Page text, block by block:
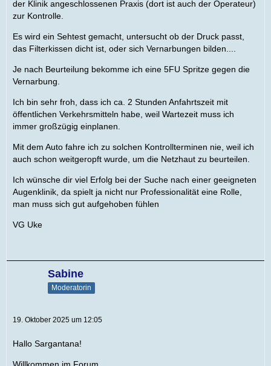
der Klinik angeschlossenen Praxis (dort ist auch der Operateur)
zur Kontrolle.
Es wird ein Sehtest gemacht, untersucht ob der Druck passt,
das Filterkissen dicht ist, oder sich Vernarbungen bilden....
Je nach Beurteilung bekomme ich eine 5FU Spritze gegen die
Vernarbung.
Ich bin sehr froh, dass ich ca. 2 Stunden Anfahrtszeit mit
öffentlichen Verkehrsmitteln habe, weil Wartezeit muss ich
immer großzügig einplanen.
Mit dem Auto fahre ich zu solchen Kontrollterminen nie, weil ich
auch schon weitgeropft wurde, um die Netzhaut zu beurteilen.
Ich wünsche dir viel Erfolg bei der Suche nach einer geeigneten
Augenklinik, da spielt ja nicht nur Professionalität eine Rolle,
man muss sich gut aufgehoben fühlen
VG Uke
Sabine
Moderatorin
19. Oktober 2025 um 12:05
Hallo Sargantana!